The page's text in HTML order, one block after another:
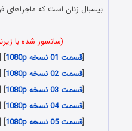
بیسبال زنان است که ماجراهای
(سانسور شده با
[قسمت 01 نسخه 1080p ] [
[قسمت 02 نسخه 1080p ] [
[قسمت 03 نسخه 1080p ] [
[قسمت 04 نسخه 1080p ] [
[قسمت 05 نسخه 1080p ] [